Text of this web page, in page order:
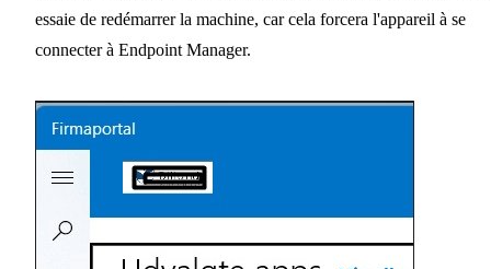
essaie de redémarrer la machine, car cela forcera l'appareil à se
connecter à Endpoint Manager.